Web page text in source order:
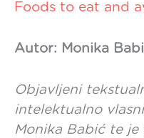
Foods to eat and
Autor: Monika
Objavljeni
intelektualno
Monika Babić te